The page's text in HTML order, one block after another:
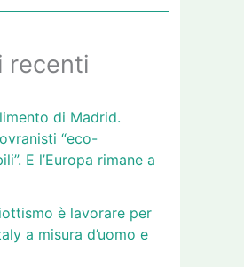
recenti
di Madrid.
“eco-
E l’Europa rimane a
è lavorare per
a misura d’uomo e